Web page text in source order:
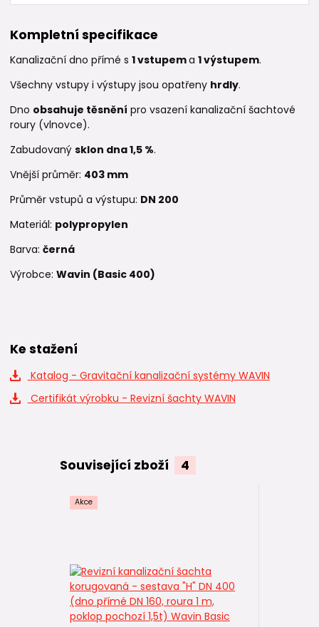
Kompletní specifikace
Kanalizační dno přímé s 1vstupema 1 výstupem.
Všechny vstupy i výstupy jsou opatřeny hrdly.
Dno obsahuje těsnění pro vsazení kanalizační šachtové
roury (vlnovce).
Zabudovaný sklon dna 1,5 %.
Vnější průměr: 403 mm
Průměr vstupů a výstupu: DN 200
Materiál: polypropylen
Barva: černá
Výrobce: Wavin (Basic 400)
Ke stažení
Katalog - Gravitační kanalizační systémy WAVIN
Certifikát výrobku - Revizní šachty WAVIN
Související zboží 4
Akce